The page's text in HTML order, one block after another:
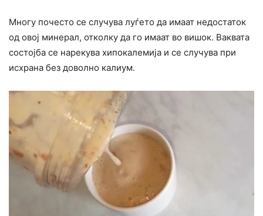
Многу почесто се случува луѓето да имаат недостаток
од овој минерал, отколку да го имаат во вишок. Ваквата
состојба се нарекува хипокалемија и се случува при
исхрана без доволно калиум.